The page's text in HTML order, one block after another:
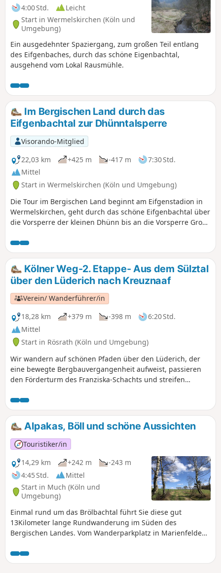
4:00 Std.
Leicht
Start in Wermelskirchen (Köln und
Umgebung)
Ein ausgedehnter Spaziergang, zum großen Teil entlang
des Eifgenbaches, durch das schöne Eigenbachtal,
ausgehend vom Lokal Rausmühle.
Im Bergischen Land durch das
Eifgenbachtal zur Dhünntalsperre
Visorando-Mitglied
22,03 km
+425 m -417 m
7:30 Std.
Mittel
Start in Wermelskirchen (Köln und Umgebung)
Die Tour im Bergischen Land beginnt am Eifgenstadion in
Wermelskirchen, geht durch das schöne Eifgenbachtal über
die Vorsperre der kleinen Dhünn bis an die Vorsperre Große
Oberpilghausen, vorbei an Dhünn zurück zum Startpunkt.
Kölner Weg-2. Etappe- Aus dem Sülztal
über den Lüderich nach Kreuznaaf
Verein/ Wanderführer/in
18,28 km
+379 m -398 m
6:20 Std.
Mittel
Start in Rösrath (Köln und Umgebung)
Wir wandern auf schönen Pfaden über den Lüderich, der
eine bewegte Bergbauvergangenheit aufweist, passieren
den Förderturm des Franziska-Schachts und streifen
Kornbrennerei vorbei, durchwandern das Tal des
Kupfersiefer Bachs und erreichen hinter Oberschönrath
einen Aussichtspunkt auf die Kölner Bucht und das
Siebengebirge. Über die Gammersbacher Mühle und das
malerische Fachwerkdorf Muchensiefen gelangen wir nach
Kreuznaaf am Naafbach.
Alpakas, Böll und schöne Aussichten
Touristiker/in
14,29 km
+242 m
-243 m
4:45 Std.
Mittel
Start in Much (Köln und
Umgebung)
Einmal rund um das Brölbachtal führt Sie diese gut
13Kilometer lange Rundwanderung im Süden des
Bergischen Landes. Vom Wanderparkplatz in Marienfelde
Niederbreidenbach durch sanfte Feldlandschaften und an
Obstbäumen entlang. Die Erhebungen rund um das Tal